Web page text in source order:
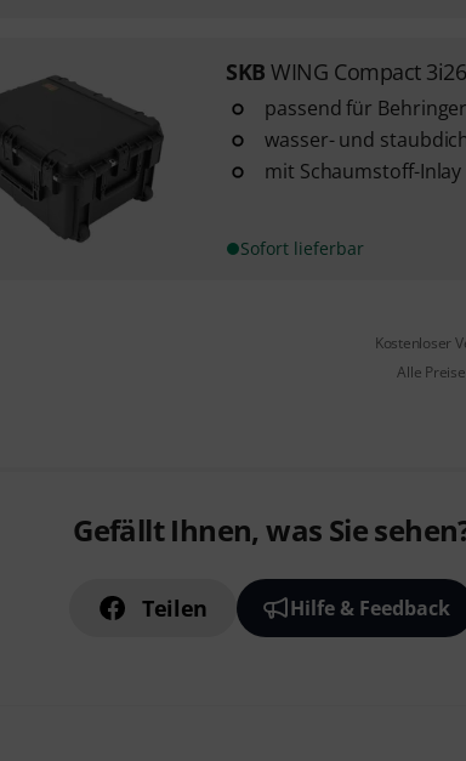
SKB WING Compact
passend für
wasser- und
mit Schaumstoff-Inlay
Sofort lieferbar
Kostenloser
Alle
Gefällt Ihnen, was Sie
Teilen Hilfe & Feedback